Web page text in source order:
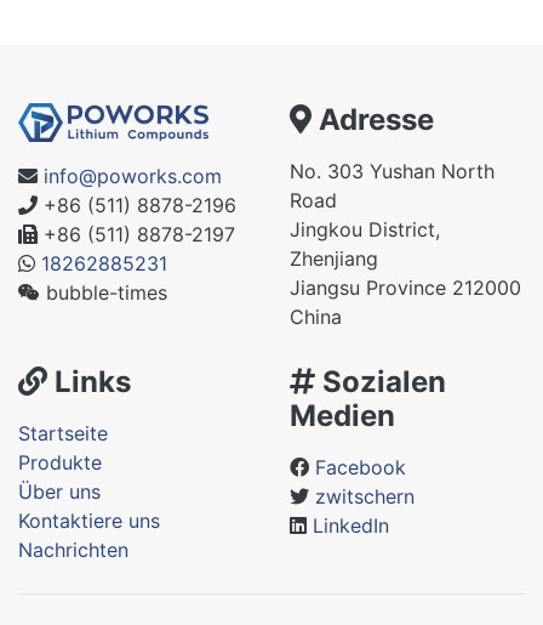
info@poworks.com
+86 (511) 8878-2196
+86 (511) 8878-2197
18262885231
bubble-times
Adresse
No. 303 Yushan North
Road
Jingkou District,
Zhenjiang
Jiangsu Province 212000
China
Links
Startseite
Produkte
Über uns
Kontaktiere uns
Nachrichten
Sozialen
Medien
Facebook
zwitschern
LinkedIn